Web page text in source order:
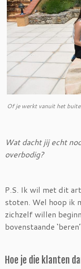
Of je werkt vanuit het
Wat dacht jij echt
overbodig?
P.S. Ik wil met dit
stoten. Wel hoop ik
zichzelf willen
bovenstaande
Hoe je die klanten